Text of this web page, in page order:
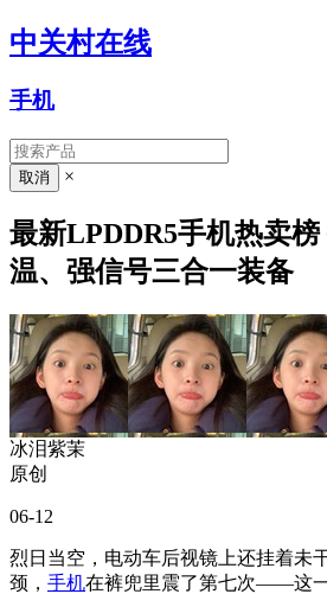
中关村在线
手机
×
最新LPDDR5手机热卖
温、强信号三合一装备
冰泪紫茉
原创
06-12
烈日当空，电动车后视镜上还挂着未
颈， 手机在裤兜里震了第七次——这